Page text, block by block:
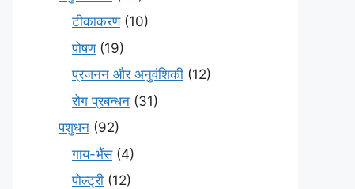
टीकाकरण(10)
पोषण(19)
प्रजनन और अनुवंशिकी (12)
रोग प्रबन्धन (31)
पशुधन (92)
गाय-भैंस(4)
पोल्ट्री (12)